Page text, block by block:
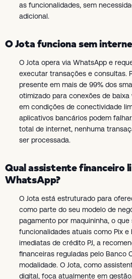
as funcionalidades, sem
adicional.
O Jota funciona sem
O Jota opera via WhatsApp e
executar transações e consultas.
presente em mais de 99% dos
otimizado para conexões de
em condições de conectividade
aplicativos bancários podem
total de internet, nenhuma
ser processada.
Qual assistente financeiro
WhatsApp?
O Jota está estruturado para
como parte do seu modelo de
pagamento por maquininha, o
funcionalidades atuais como Pix e
imediatas de crédito PJ, a
financeiras reguladas pelo Banco
modalidade. O Jota, como
digital, foca atualmente em